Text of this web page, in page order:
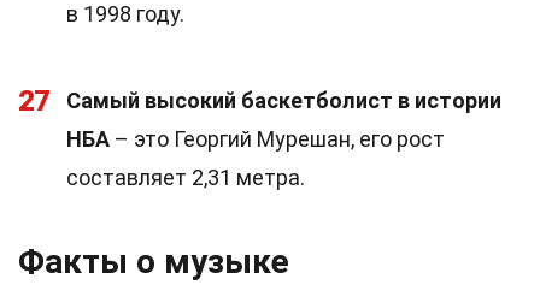
в 1998 году.
27
Самый высокий баскетболист в истории
НБА – это Георгий Мурешан, его рост
составляет 2,31 метра.
Факты о музыке